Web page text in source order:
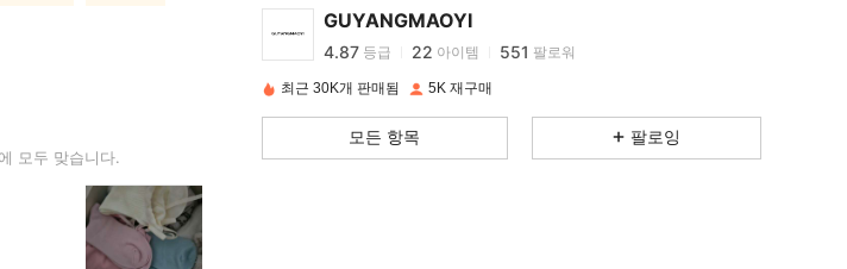
다.모두 맞습니다.
GUYANGMAOYI
4.87 등급 22 아이템 551 팔로워
4.87 22 551
최근 30K개 판매됨 5K 재구매
모든 항목 팔로잉